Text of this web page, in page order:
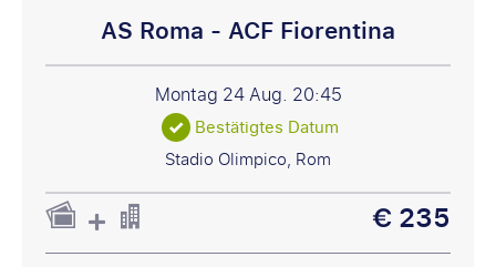
AS Roma - ACF Fiorentina
Montag 24 Aug. 20:45
Bestätigtes Datum
Stadio Olimpico, Rom
€ 235